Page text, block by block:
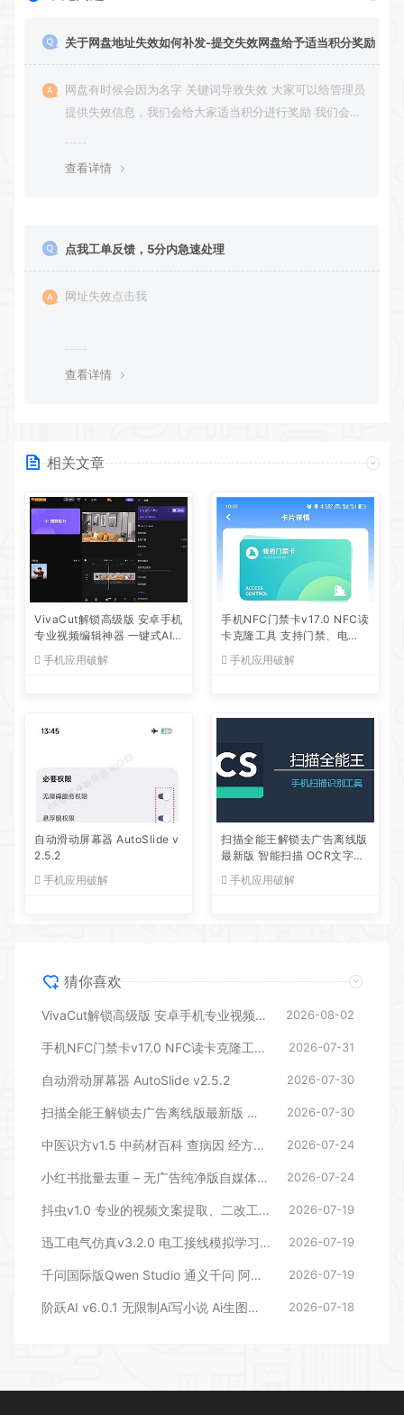
关于网盘地址失效如何补发-提交失效网盘给予适当积分奖励
网盘有时候会因为名字 关键词导致失效 大家可以给管理员
提供失效信息，我们会给大家适当积分进行奖励 我们会第
查看详情
点我工单反馈，5分内急速处理
网址失效点击我
查看详情
相关文章
VivaCut解锁高级版 安卓手机
专业视频编辑神器 一键式AI
手机应用破解
手机NFC门禁卡v17.0 NFC读
卡克隆工具 支持门禁、电
手机应用破解
自动滑动屏幕器 AutoSlide v
2.5.2
手机应用破解
扫描全能王解锁去广告离线版
最新版 智能扫描 OCR文字识
别 全面的手机办公工具
手机应用破解
猜你喜欢
VivaCut解锁高级版 安卓手机专业视频编辑神器 一键式AI加持 2026-08-02
手机NFC门禁卡v17.0 NFC读卡克隆工具 支持门禁、电梯、公交等 2026-07-31
自动滑动屏幕器 AutoSlide v2.5.2 2026-07-30
扫描全能王解锁去广告离线版最新版 智能扫描 OCR文字识别 全面的手机办公工具 2026-07-30
中医识方v1.5 中药材百科 查病因 经方查询 2026-07-24
小红书批量去重 – 无广告纯净版自媒体人专属改图改文神器 2026-07-24
抖虫v1.0 专业的视频文案提取、二改工具 2026-07-19
迅工电气仿真v3.2.0 电工接线模拟学习 电路仿真训练工具 2026-07-19
千问国际版Qwen Studio 通义千问 阿里多模型AI文生图文生视频创作安卓AI工具 2026-07-19
阶跃AI v6.0.1 无限制Ai写小说 Ai生图等功能 2026-07-18